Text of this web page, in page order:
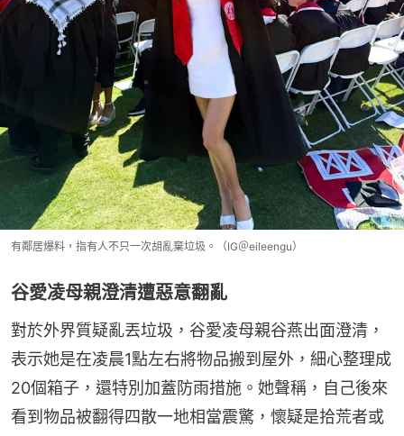
有鄰居爆料，指有人不只一次胡亂棄垃圾。（IG＠eileengu）
谷愛凌母親澄清遭惡意翻亂
對於外界質疑亂丟垃圾，谷愛凌母親谷燕出面澄清，
表示她是在凌晨1點左右將物品搬到屋外，細心整理成
20個箱子，還特別加蓋防雨措施。她聲稱，自己後來
看到物品被翻得四散一地相當震驚，懷疑是拾荒者或